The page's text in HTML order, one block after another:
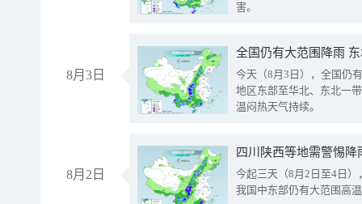
害。
8月3日
全国仍有大范围降雨
今天（8月3日），全国仍
地区东部至华北、东北一
温闷热天气持续。
8月2日
今起三天（8月2日至4日
我国中东部仍有大范围高